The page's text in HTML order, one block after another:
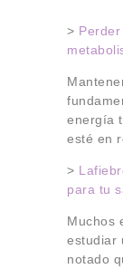
>
energía
esté en
>
para tu
Muchos
estudiar
notado